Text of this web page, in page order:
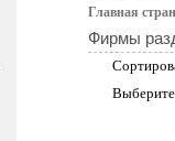
Главная
Фирмы